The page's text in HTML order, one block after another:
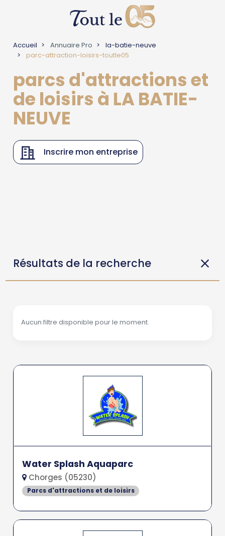
Accueil Annuaire Pro
la-batie-neuve
parc-attraction-loisirs-toutle05
parcs d'attractions et
de loisirs à LA BATIE-
NEUVE
Inscrire mon entreprise
Résultats de la recherche
Aucun filtre disponible pour le moment.
Water Splash Aquaparc
Chorges (05230)
Parcs d'attractions et de loisirs